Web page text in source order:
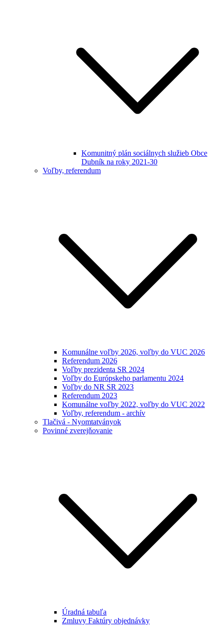
Komunitný plán sociálnych služieb Obce
Dubník na roky 2021-30
Voľby, referendum
Komunálne voľby 2026, voľby do VUC 2026
Referendum 2026
Voľby prezidenta SR 2024
Voľby do Európskeho parlamentu 2024
Voľby do NR SR 2023
Referendum 2023
Komunálne voľby 2022, voľby do VUC 2022
Voľby, referendum - archív
Tlačivá - Nyomtatványok
Povinné zverejňovanie
Úradná tabuľa
Zmluvy Faktúry objednávky